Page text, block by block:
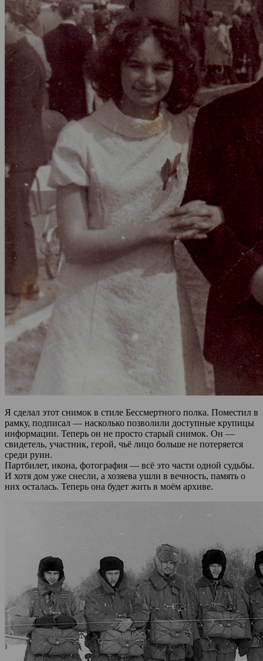
Я сделал этот снимок в стиле Бессмертного полка. Поместил в
рамку, подписал — насколько позволили доступные крупицы
информации. Теперь он не просто старый снимок. Он —
свидетель, участник, герой, чьё лицо больше не потеряется
среди руин.
Партбилет, икона, фотография — всё это части одной судьбы.
И хотя дом уже снесли, а хозяева ушли в вечность, память о
них осталась. Теперь она будет жить в моём архиве.